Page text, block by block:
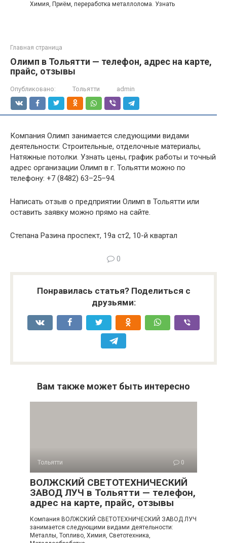
Химия, Приём, переработка металлолома. Узнать
Главная страница
Олимп в Тольятти — телефон, адрес на карте,
прайс, отзывы
Опубликовано: Тольятти admin
Компания Олимп занимается следующими видами
деятельности: Строительные, отделочные материалы,
Натяжные потолки. Узнать цены, график работы и точный
адрес организации Олимп в г. Тольятти можно по
телефону: +7 (8482) 63–25–94.
Написать отзыв о предприятии Олимп в Тольятти или
оставить заявку можно прямо на сайте.
Степана Разина проспект, 19а ст2, 10-й квартал
0
Понравилась статья? Поделиться с
друзьями:
Вам также может быть интересно
Тольятти 0
ВОЛЖСКИЙ СВЕТОТЕХНИЧЕСКИЙ
ЗАВОД ЛУЧ в Тольятти — телефон,
адрес на карте, прайс, отзывы
Компания ВОЛЖСКИЙ СВЕТОТЕХНИЧЕСКИЙ ЗАВОД ЛУЧ
занимается следующими видами деятельности:
Металлы, Топливо, Химия, Светотехника,